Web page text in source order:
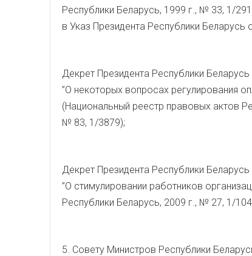
Республики Беларусь, 1999 г., № 33, 1/
в Указ Президента Республики
Декрет Президента Республики
”О некоторых вопросах регулирования
(Национальный реестр правовых актов
№ 83, 1/3879);
Декрет Президента Республики
”О стимулировании работников
Республики Беларусь, 2009 г., № 27, 1/
5. Совету Министров Республики